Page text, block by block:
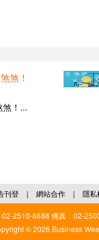
煞！
煞！...
刊登 ｜ 網站合作 ｜ 隱私
2510-8888 傳真：02-
© 2026 Business